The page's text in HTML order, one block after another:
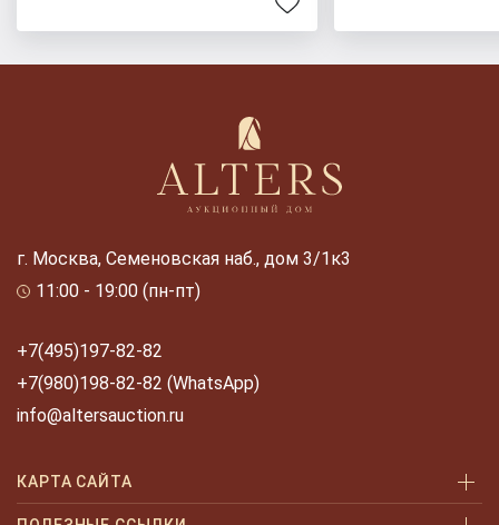
г. Москва, Семеновская наб., дом 3/1к3
11:00 - 19:00 (пн-пт)
+7(495)197-82-82
+7(980)198-82-82 (WhatsApp)
info@altersauction.ru
КАРТА САЙТА